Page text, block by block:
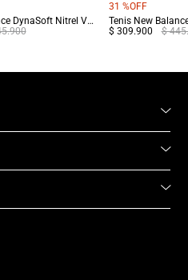
Tenis New Balance DynaSoft Nitrel V6 Mujer Terreo
31 %OFF
$ 309.900 $